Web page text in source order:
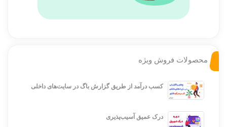
محصولات فروش ویژه
کسب درآمد از طریق گزارش باگ در سایت‌های داخلی
درک عمیق آسیب‌پذیری